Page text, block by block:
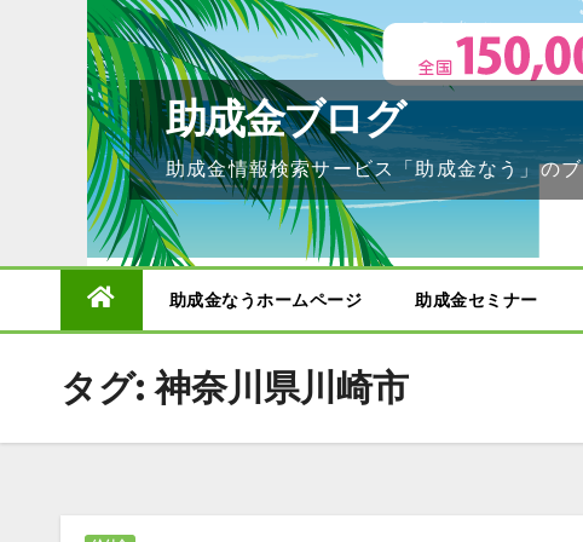
助成金ブログ
助成金情報検索サービス「助成金なう」の
助成金なうホームページ 助成金セミナー
タグ:神奈川県川崎市